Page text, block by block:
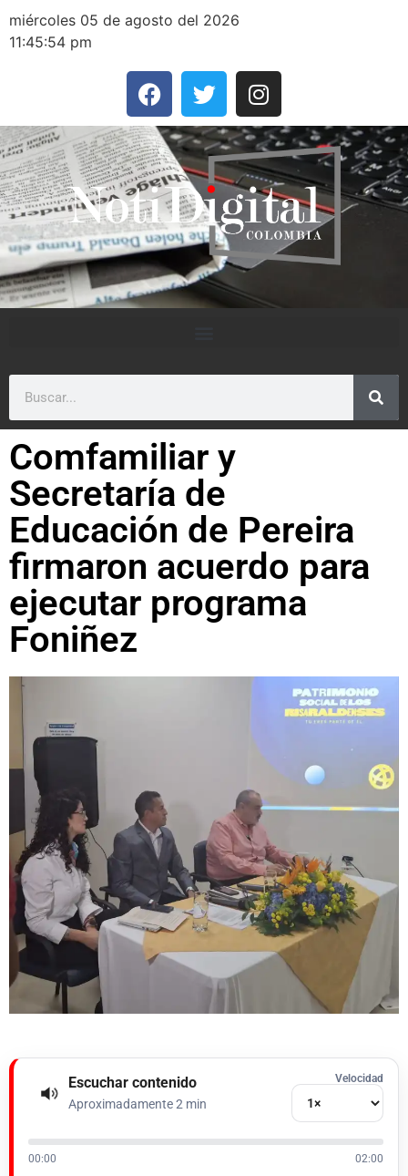
miércoles 05 de agosto del 2026
11:45:54 pm
Comfamiliar y
Secretaría de
Educación de Pereira
firmaron acuerdo para
ejecutar programa
Foniñez
Escuchar contenido
Aproximadamente 2 min
Velocidad
00:00 02:00